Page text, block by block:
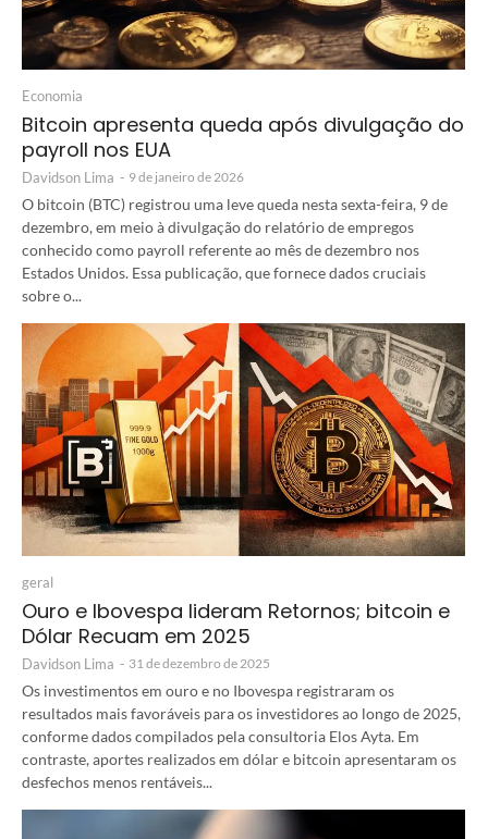
Economia
Bitcoin apresenta queda após divulgação do
payroll nos EUA
Davidson Lima - 9 de janeiro de 2026
O bitcoin (BTC) registrou uma leve queda nesta sexta-feira, 9 de
dezembro, em meio à divulgação do relatório de empregos
conhecido como payroll referente ao mês de dezembro nos
Estados Unidos. Essa publicação, que fornece dados cruciais
sobre o...
geral
Ouro e Ibovespa lideram Retornos; bitcoin e
Dólar Recuam em 2025
Davidson Lima - 31 de dezembro de 2025
Os investimentos em ouro e no Ibovespa registraram os
resultados mais favoráveis para os investidores ao longo de 2025,
conforme dados compilados pela consultoria Elos Ayta. Em
contraste, aportes realizados em dólar e bitcoin apresentaram os
desfechos menos rentáveis...